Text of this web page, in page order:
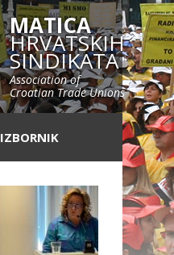
MATICA
HRVATSKIH
SINDIKATA
Association of
Croatian Trade Unions
IZBORNIK